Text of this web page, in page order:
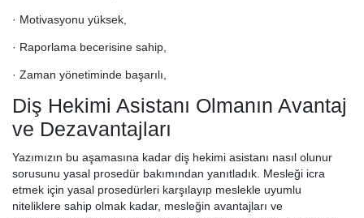
· Motivasyonu yüksek,
· Raporlama becerisine sahip,
· Zaman yönetiminde başarılı,
Diş Hekimi Asistanı Olmanın Avantaj
ve Dezavantajları
Yazımızın bu aşamasına kadar diş hekimi asistanı nasıl olunur
sorusunu yasal prosedür bakımından yanıtladık. Mesleği icra
etmek için yasal prosedürleri karşılayıp meslekle uyumlu
niteliklere sahip olmak kadar, mesleğin avantajları ve